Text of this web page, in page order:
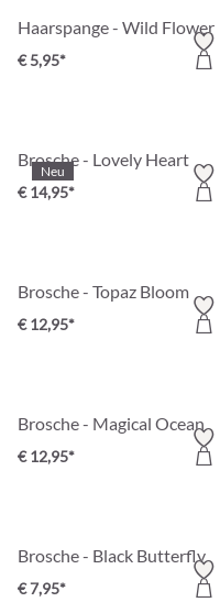
Haarspange - Wild Flower
€ 5,95*
Neu
Brosche - Lovely Heart
€ 14,95*
Brosche - Topaz Bloom
€ 12,95*
Brosche - Magical Ocean
€ 12,95*
Brosche - Black Butterfly
€ 7,95*